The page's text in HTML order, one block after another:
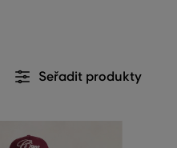
Seřadit produkty